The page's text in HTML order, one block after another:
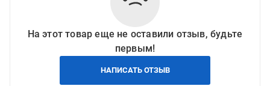
На этот товар еще не оставили отзыв, будьте
первым!
НАПИСАТЬ ОТЗЫВ